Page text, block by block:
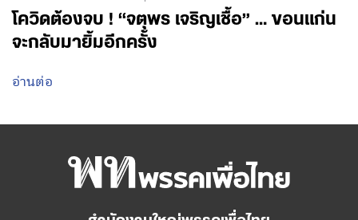
โควิดต้องจบ ! “จตุพร เจริญเชื้อ” … ขอนแก่น
จะกลับมายิ้มอีกครั้ง
อ่านต่อ